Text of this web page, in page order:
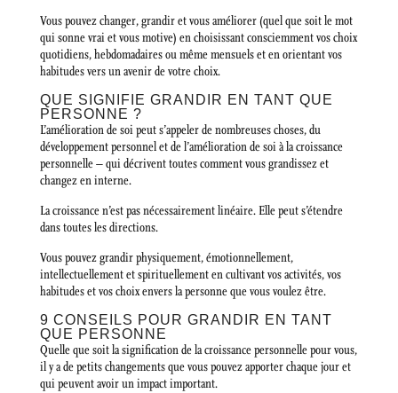
Vous pouvez changer, grandir et vous améliorer (quel que soit le mot
qui sonne vrai et vous motive) en choisissant consciemment vos choix
quotidiens, hebdomadaires ou même mensuels et en orientant vos
habitudes vers un avenir de votre choix.
QUE SIGNIFIE GRANDIR EN TANT QUE
PERSONNE ?
L’amélioration de soi peut s’appeler de nombreuses choses, du
développement personnel et de l’amélioration de soi à la croissance
personnelle – qui décrivent toutes comment vous grandissez et
changez en interne.
La croissance n’est pas nécessairement linéaire. Elle peut s’étendre
dans toutes les directions.
Vous pouvez grandir physiquement, émotionnellement,
intellectuellement et spirituellement en cultivant vos activités, vos
habitudes et vos choix envers la personne que vous voulez être.
9 CONSEILS POUR GRANDIR EN TANT
QUE PERSONNE
Quelle que soit la signification de la croissance personnelle pour vous,
il y a de petits changements que vous pouvez apporter chaque jour et
qui peuvent avoir un impact important.